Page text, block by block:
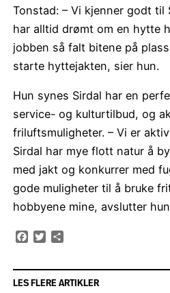
Tonstad: – Vi kjenner godt til
har alltid drømt om en hytte
jobben så falt bitene på
starte hyttejakten, sier hun.
Hun synes Sirdal har en
service- og kulturtilbud, og
friluftsmuligheter. – Vi er
Sirdal har mye flott natur å
med jakt og konkurrer med
gode muligheter til å bruke
hobbyene mine, avslutter
Facebook
Twitter
LES FLERE ARTIKLER